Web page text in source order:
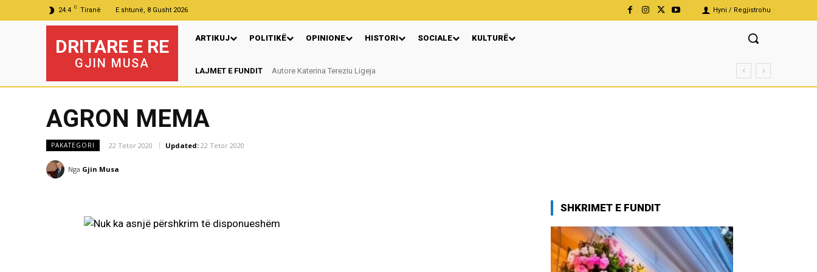
24.4 C Tiranë E shtunë, 8 Gusht 2026 Hyni / Regjistrohu
DRITARE E RE
GJIN MUSA
ARTIKUJ POLITIKË OPINIONE HISTORI SOCIALE KULTURË
LAJMET E FUNDIT Autore Katerina Tereziu Ligeja
AGRON MEMA
PAKATEGORI 22 Tetor 2020 Updated: 22 Tetor 2020
Nga Gjin Musa
SHKRIMET E FUNDIT